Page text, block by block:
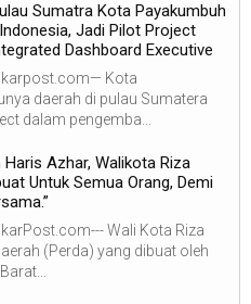
Sumatra Kota Payakumbuh
Jadi Pilot Project
Dashboard Executive
Kota
daerah di pulau Sumatera
dalam pengemba...
Azhar, Walikota Riza
Untuk Semua Orang, Demi
Wali Kota Riza
(Perda) yang dibuat oleh